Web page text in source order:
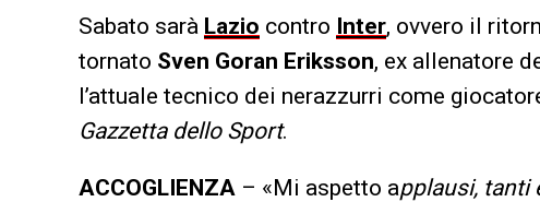
Sabato sarà Lazio contro Inter, ovvero il
tornato Sven Goran Eriksson, ex allenatore
l’attuale tecnico dei nerazzurri come
Gazzetta dello Sport.
ACCOGLIENZA – «Mi aspetto applausi, tanti